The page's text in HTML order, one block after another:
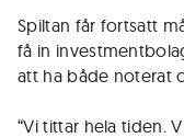
Spiltan får fortsatt
få in
att ha både noterat
“Vi tittar hela tiden.